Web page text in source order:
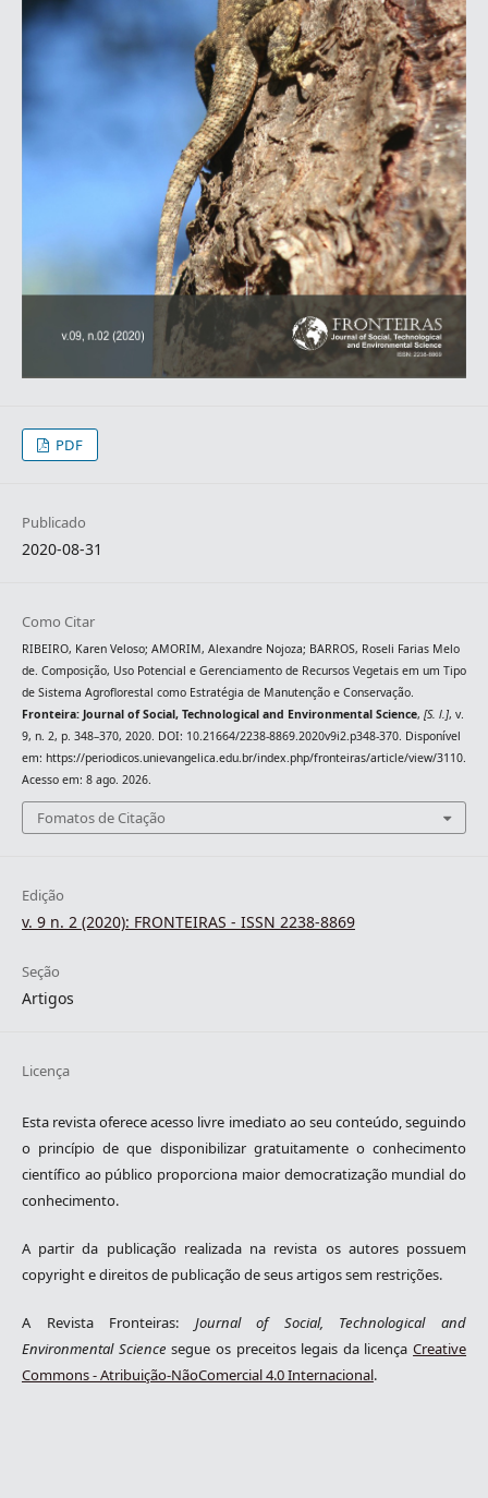
PDF
Publicado
2020-08-31
Como Citar
RIBEIRO, Karen Veloso; AMORIM, Alexandre Nojoza; BARROS, Roseli Farias Melo
de. Composição, Uso Potencial e Gerenciamento de Recursos Vegetais em um Tipo
de Sistema Agroflorestal como Estratégia de Manutenção e Conservação.
Fronteira: Journal of Social, Technological and Environmental Science, [S. l.], v.
9, n. 2, p. 348–370, 2020. DOI: 10.21664/2238-8869.2020v9i2.p348-370. Disponível
em: https://periodicos.unievangelica.edu.br/index.php/fronteiras/article/view/3110.
Acesso em: 8 ago. 2026.
Fomatos de Citação
Edição
v. 9 n. 2 (2020): FRONTEIRAS - ISSN 2238-8869
Seção
Artigos
Licença
Esta revista oferece acesso livre imediato ao seu conteúdo, seguindo
o princípio de que disponibilizar gratuitamente o conhecimento
científico ao público proporciona maior democratização mundial do
conhecimento.
A partir da publicação realizada na revista os autores possuem
copyright e direitos de publicação de seus artigos sem restrições.
A Revista Fronteiras: Journal of Social, Technological and
Environmental Science segue os preceitos legais da licençaCreative
Commons - Atribuição-NãoComercial 4.0 Internacional.